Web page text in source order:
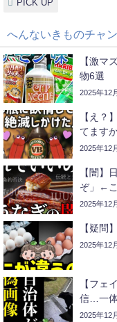
PICK UP
へんないきものチャ
【激マ
物6選
2025年12
【え？
てます
2025年12
【闇】
ぞ」←
2025年12
【疑問
2025年12
【フェ
信…一
2025年12